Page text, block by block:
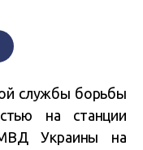
службы борьбы
на станции
Украины на